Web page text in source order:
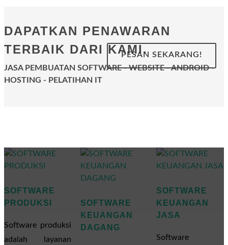
DAPATKAN PENAWARAN
TERBAIK DARI KAMI.
JASA PEMBUATAN SOFTWARE - WEBSITE - ANDROID -
HOSTING - PELATIHAN IT
PESAN SEKARANG!
SOFTWARE
PRODUKSI
Software produksi
adalah layanan
SOFTWARE
KEUANGAN
DAGANG
SOFTWARE
KEUANGAN
JASA
Software